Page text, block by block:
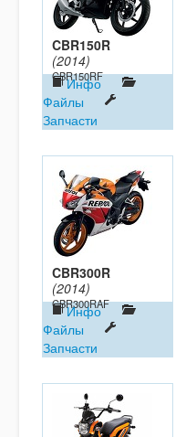
CBR150R
(2014)
CBR150RF
Инфо
Файлы
Запчасти
CBR300R
(2014)
CBR300RAF
Инфо
Файлы
Запчасти